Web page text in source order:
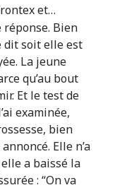
et…
réponse. Bien
dit soit elle est
La jeune
qu’au bout
Et le test de
examinée,
bien
Elle n’a
a baissé la
: “On va